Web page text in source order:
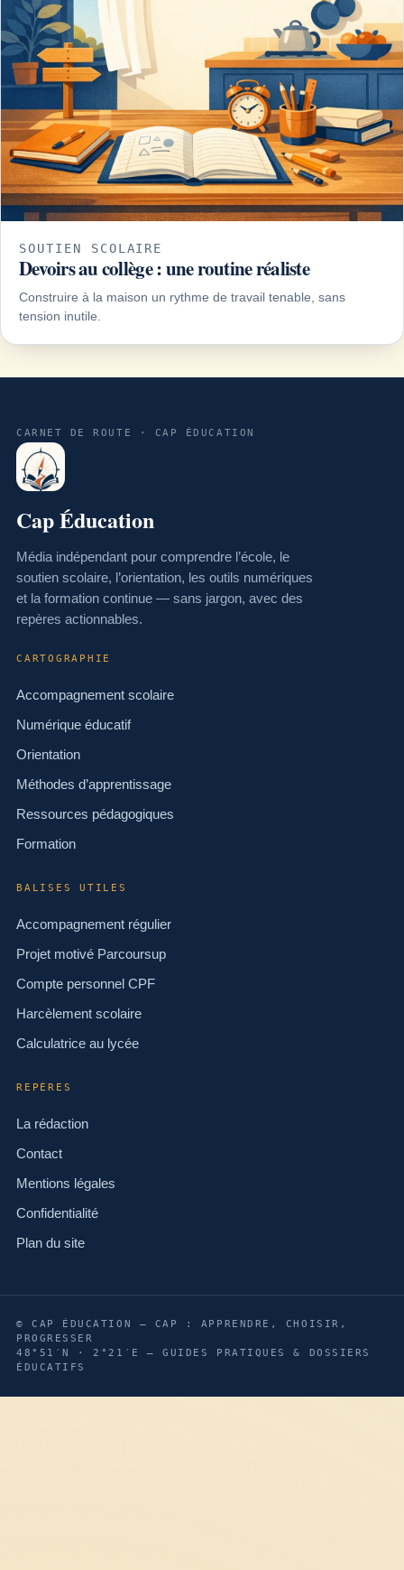
SOUTIEN SCOLAIRE
Devoirs au collège : une routine réaliste
Construire à la maison un rythme de travail tenable, sans
tension inutile.
CARNET DE ROUTE · CAP ÉDUCATION
Cap Éducation
Média indépendant pour comprendre l’école, le
soutien scolaire, l’orientation, les outils numériques
et la formation continue — sans jargon, avec des
repères actionnables.
CARTOGRAPHIE
Accompagnement scolaire
Numérique éducatif
Orientation
Méthodes d’apprentissage
Ressources pédagogiques
Formation
BALISES UTILES
Accompagnement régulier
Projet motivé Parcoursup
Compte personnel CPF
Harcèlement scolaire
Calculatrice au lycée
REPÈRES
La rédaction
Contact
Mentions légales
Confidentialité
Plan du site
© CAP ÉDUCATION — CAP : APPRENDRE, CHOISIR,
PROGRESSER
48°51′N · 2°21′E — GUIDES PRATIQUES & DOSSIERS
ÉDUCATIFS